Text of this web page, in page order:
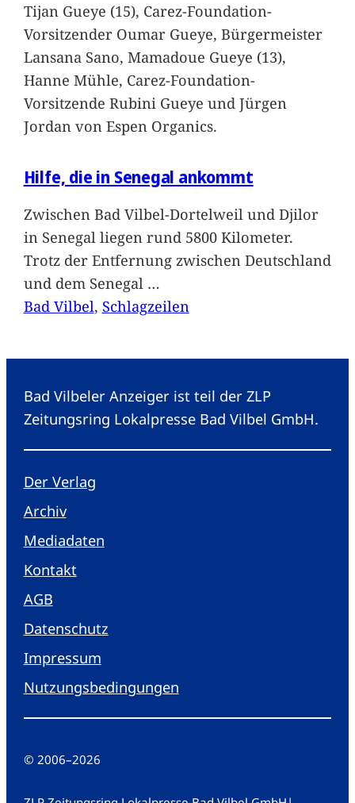
Tijan Gueye (15), Carez-Foundation-
Vorsitzender Oumar Gueye, Bürgermeister
Lansana Sano, Mamadoue Gueye (13),
Hanne Mühle, Carez-Foundation-
Vorsitzende Rubini Gueye und Jürgen
Jordan von Espen Organics.
Hilfe, die in Senegal ankommt
Zwischen Bad Vilbel-Dortelweil und Djilor
in Senegal liegen rund 5800 Kilometer.
Trotz der Entfernung zwischen Deutschland
und dem Senegal …
Bad Vilbel, Schlagzeilen
Bad Vilbeler Anzeiger ist teil der ZLP
Zeitungsring Lokalpresse Bad Vilbel GmbH.
Der Verlag
Archiv
Mediadaten
Kontakt
AGB
Datenschutz
Impressum
Nutzungsbedingungen
© 2006–2026